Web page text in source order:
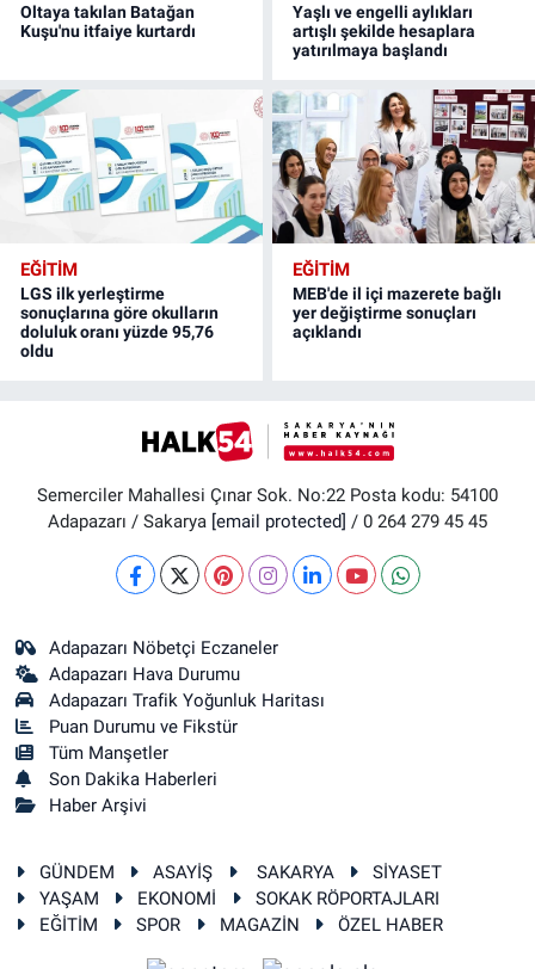
Oltaya takılan Batağan
Kuşu'nu itfaiye kurtardı
Yaşlı ve engelli aylıkları
artışlı şekilde hesaplara
yatırılmaya başlandı
EĞİTİM
LGS ilk yerleştirme
sonuçlarına göre okulların
doluluk oranı yüzde 95,76
oldu
EĞİTİM
MEB'de il içi mazerete bağlı
yer değiştirme sonuçları
açıklandı
Semerciler Mahallesi Çınar Sok. No:22 Posta kodu: 54100
Adapazarı / Sakarya [email protected] / 0 264 279 45 45
Adapazarı Nöbetçi Eczaneler
Adapazarı Hava Durumu
Adapazarı Trafik Yoğunluk Haritası
Puan Durumu ve Fikstür
Tüm Manşetler
Son Dakika Haberleri
Haber Arşivi
GÜNDEM ASAYİŞ SAKARYA
SİYASET
YAŞAM
EKONOMİ
SOKAK RÖPORTAJLARI
EĞİTİM
SPOR MAGAZİN ÖZEL HABER